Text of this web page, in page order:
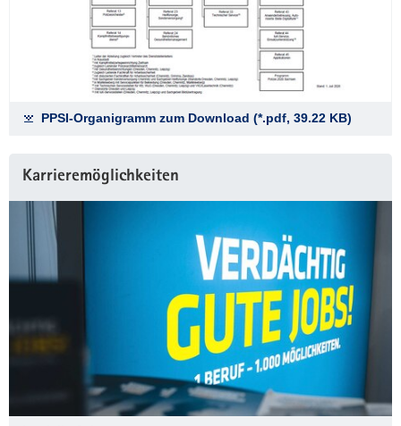
PPSI-Organigramm zum Download (*.pdf, 39.22 KB)
Karrieremöglichkeiten